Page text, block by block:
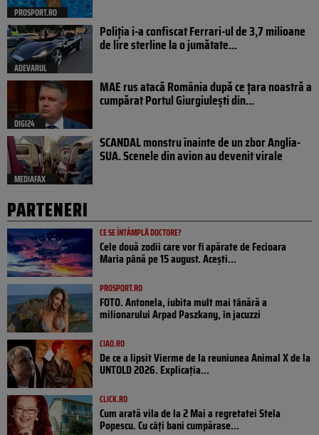
PROSPORT.RO
ADEVARUL
Poliția i-a confiscat Ferrari-ul de 3,7 milioane
de lire sterline la o jumătate...
DIGI24
MAE rus atacă România după ce țara noastră a
cumpărat Portul Giurgiulești din...
MEDIAFAX
SCANDAL monstru înainte de un zbor Anglia-
SUA. Scenele din avion au devenit virale
PARTENERI
CE SE ÎNTÂMPLĂ DOCTORE?
Cele două zodii care vor fi apărate de Fecioara
Maria până pe 15 august. Acești...
PROSPORT.RO
FOTO. Antonela, iubita mult mai tânără a
milionarului Arpad Paszkany, în jacuzzi
CIAO.RO
De ce a lipsit Vierme de la reuniunea Animal X de la
UNTOLD 2026. Explicația...
CLICK.RO
Cum arată vila de la 2 Mai a regretatei Stela
Popescu. Cu câți bani cumpărase...